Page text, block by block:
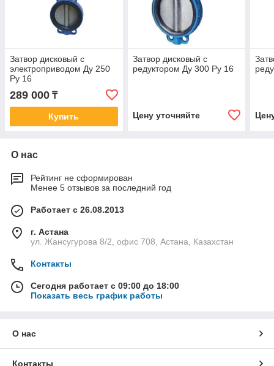
Затвор дисковый с
электроприводом Ду 250
Ру 16
289 000 ₸
Купить
Затвор дисковый с
редуктором Ду 300 Ру 16
Цену уточняйте
О нас
Рейтинг не сформирован
Менее 5 отзывов за последний год
Работает с 26.08.2013
г. Астана
ул. Жансугурова 8/2, офис 708, Астана, Казахстан
Контакты
Сегодня работает с 09:00 до 18:00
Показать весь график работы
О нас
Контакты